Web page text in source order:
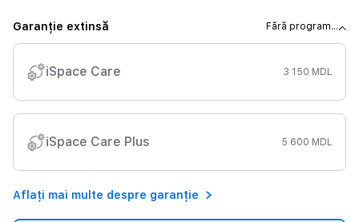
Garanție extinsă Fără program...
iSpace Care 3 150 MDL
iSpace Care Plus 5 600 MDL
Aflați mai multe despre garanție